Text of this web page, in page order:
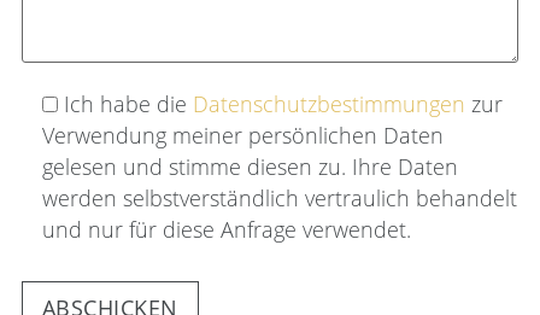
Ich habe die Datenschutzbestimmungen zur
Verwendung meiner persönlichen Daten
gelesen und stimme diesen zu. Ihre Daten
werden selbstverständlich vertraulich behandelt
und nur für diese Anfrage verwendet.